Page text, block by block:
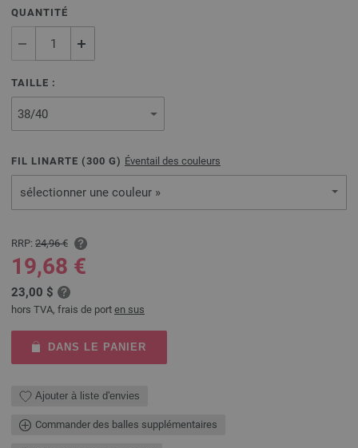
QUANTITÉ
TAILLE :
FIL LINARTE (300 G) Éventail des couleurs
sélectionner une couleur »
RRP: 24,96 €
19,68 €
23,00 $
hors TVA, frais de port en sus
DANS LE PANIER
Ajouter à liste d'envies
Commander des balles supplémentaires